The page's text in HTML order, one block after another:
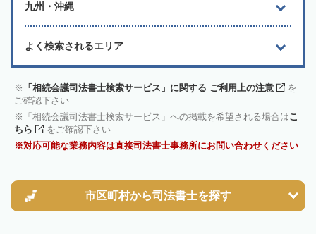
九州・沖縄
よく検索されるエリア
「相続会議司法書士検索サービス」に関する ご利用上の注意
を
ご確認下さい
「相続会議司法書士検索サービス」への掲載を希望される場合はこ
ちら
をご確認下さい
対応可能な業務内容は直接司法書士事務所にお問い合わせください
市区町村から司法書士を探す